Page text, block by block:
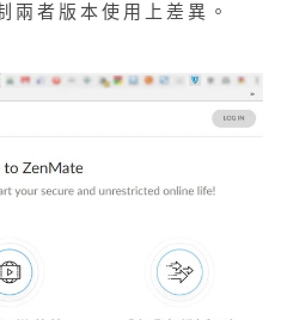
兩者版本使用上差異。